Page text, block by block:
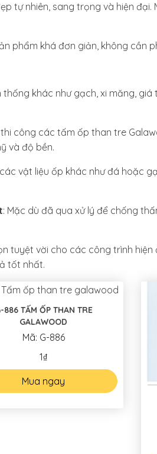
tự nhiên, sang trọng và hiện
phẩm khá đơn giản, không cần
thống khác như gạch, xi măng,
công các tấm ốp than tre
và độ bền.
vật liệu ốp khác như đá hoặc
: Mặc dù đã qua xử lý để chống
tuyệt vời cho các công trình
tốt nhất.
886 TẤM ỐP THAN TRE
GALAWOOD
Mã: G-886
1₫
Mua ngay